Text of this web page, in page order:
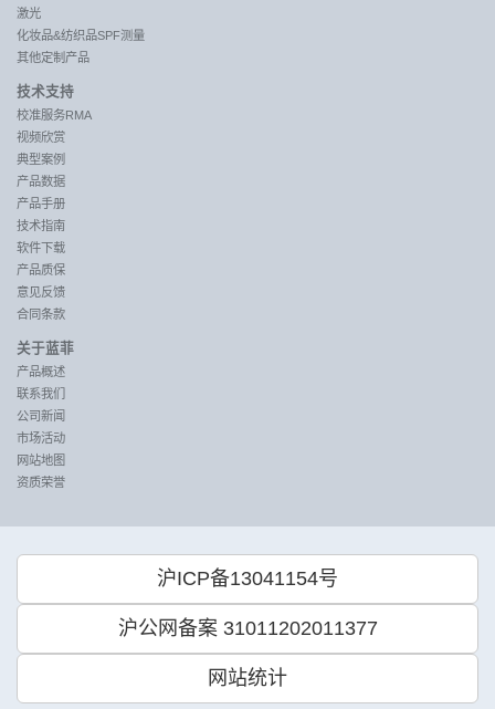
激光
化妆品&纺织品SPF测量
其他定制产品
技术支持
校准服务RMA
视频欣赏
典型案例
产品数据
产品手册
技术指南
软件下载
产品质保
意见反馈
合同条款
关于蓝菲
产品概述
联系我们
公司新闻
市场活动
网站地图
资质荣誉
沪ICP备13041154号
沪公网备案 31011202011377
网站统计